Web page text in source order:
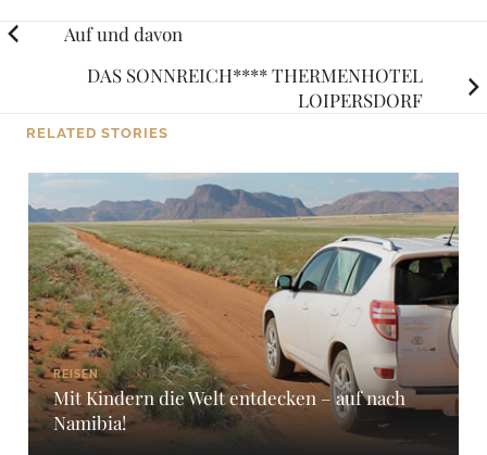
Posts
navigation
Auf und davon
DAS SONNREICH**** THERMENHOTEL
LOIPERSDORF
RELATED STORIES
REISEN
Mit Kindern die Welt entdecken – auf nach
Namibia!